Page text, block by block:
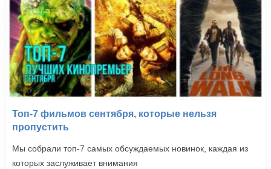
Топ-7 фильмов сентября, которые нельзя
пропустить
Мы собрали топ-7 самых обсуждаемых новинок, каждая из
которых заслуживает внимания